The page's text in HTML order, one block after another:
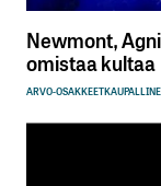
Newmont,
omistaa kultaa
ARVO-OSAKKEET